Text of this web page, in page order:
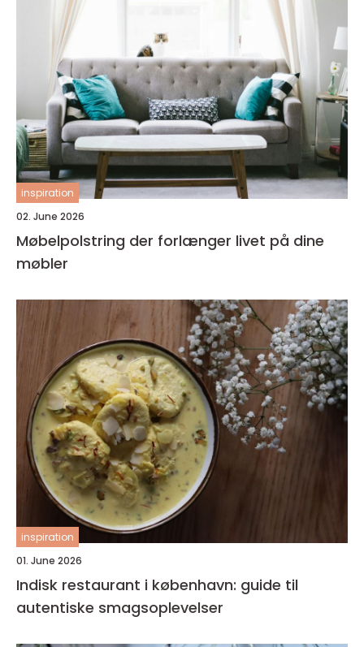
inspiration
02. June 2026
Møbelpolstring der forlænger livet på dine
møbler
inspiration
01. June 2026
Indisk restaurant i københavn: guide til
autentiske smagsoplevelser